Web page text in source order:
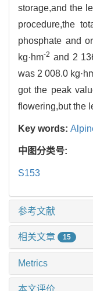
storage,and the
procedure,the
phosphate and
kg·hm-2 and 2
was 2 008.0
got the peak
flowering,but the
Key words:
中图分类号:
S153
参考文献
相关文章 15
Metrics